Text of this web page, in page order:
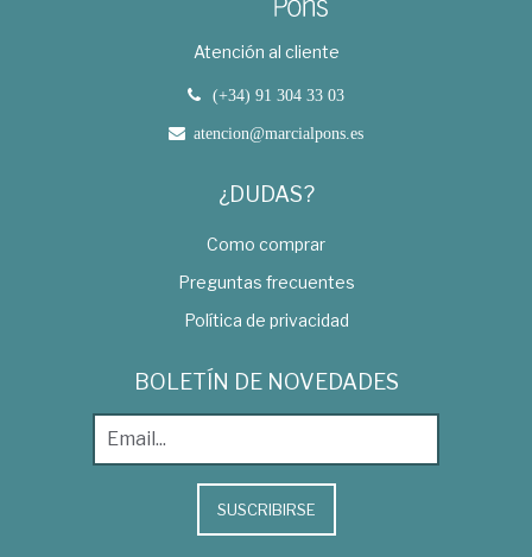
Atención al cliente
(+34) 91 304 33 03
atencion@marcialpons.es
¿DUDAS?
Como comprar
Preguntas frecuentes
Política de privacidad
BOLETÍN DE NOVEDADES
SUSCRIBIRSE